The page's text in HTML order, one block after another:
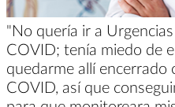
"No quería ir a
COVID; tenía miedo de
quedarme allí encerrado
COVID, así que